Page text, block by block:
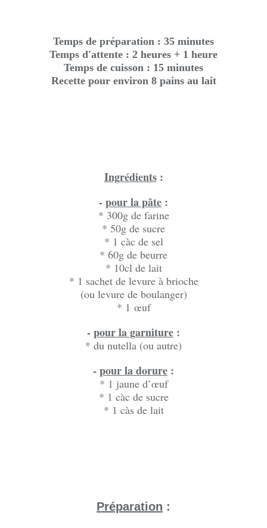
Temps de préparation : 35 minutes
Temps d'attente : 2 heures + 1 heure
Temps de cuisson : 15 minutes
Recette pour environ 8 pains au lait
Ingrédients:
-pour la pâte :
* 300g de farine
* 50g de sucre
* 1 càc de sel
* 60g de beurre
* 10cl de lait
* 1 sachet de levure à brioche
(ou levure de boulanger)
* 1 œuf
-pour la garniture :
* du nutella (ou autre)
-pour la dorure :
* 1 jaune d’œuf
* 1 càc de sucre
* 1 càs de lait
Préparation :